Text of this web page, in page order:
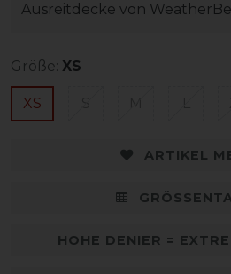
Ausreitdecke von
Größe: XS
XS
ARTIKEL
HOHE DENIER =